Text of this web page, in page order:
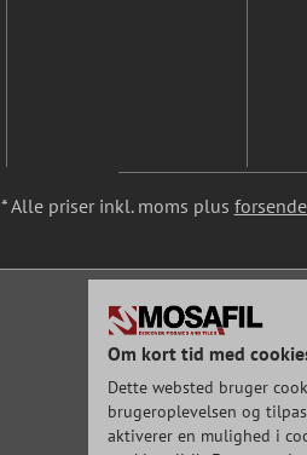
* Alle priser inkl. moms plus
Om kort tid med
Dette websted bruger
brugeroplevelsen og
aktiverer en mulighed i